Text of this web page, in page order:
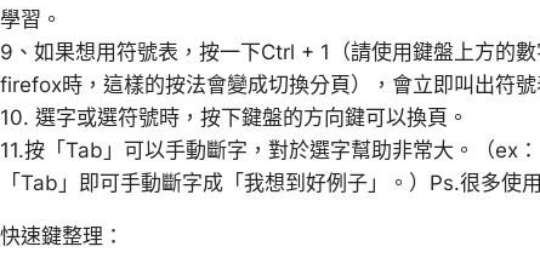
學習。
9、如果想用符號表，按一下Ctrl + 1（請使用鍵盤上方的
firefox時，這樣的按法會變成切換分頁），會立即叫出符號
10. 選字或選符號時，按下鍵盤的方向鍵可以換頁。
11.按「Tab」可以手動斷字，對於選字幫助非常大。（ex
「Tab」即可手動斷字成「我想到好例子」。）Ps.很多使
快速鍵整理：